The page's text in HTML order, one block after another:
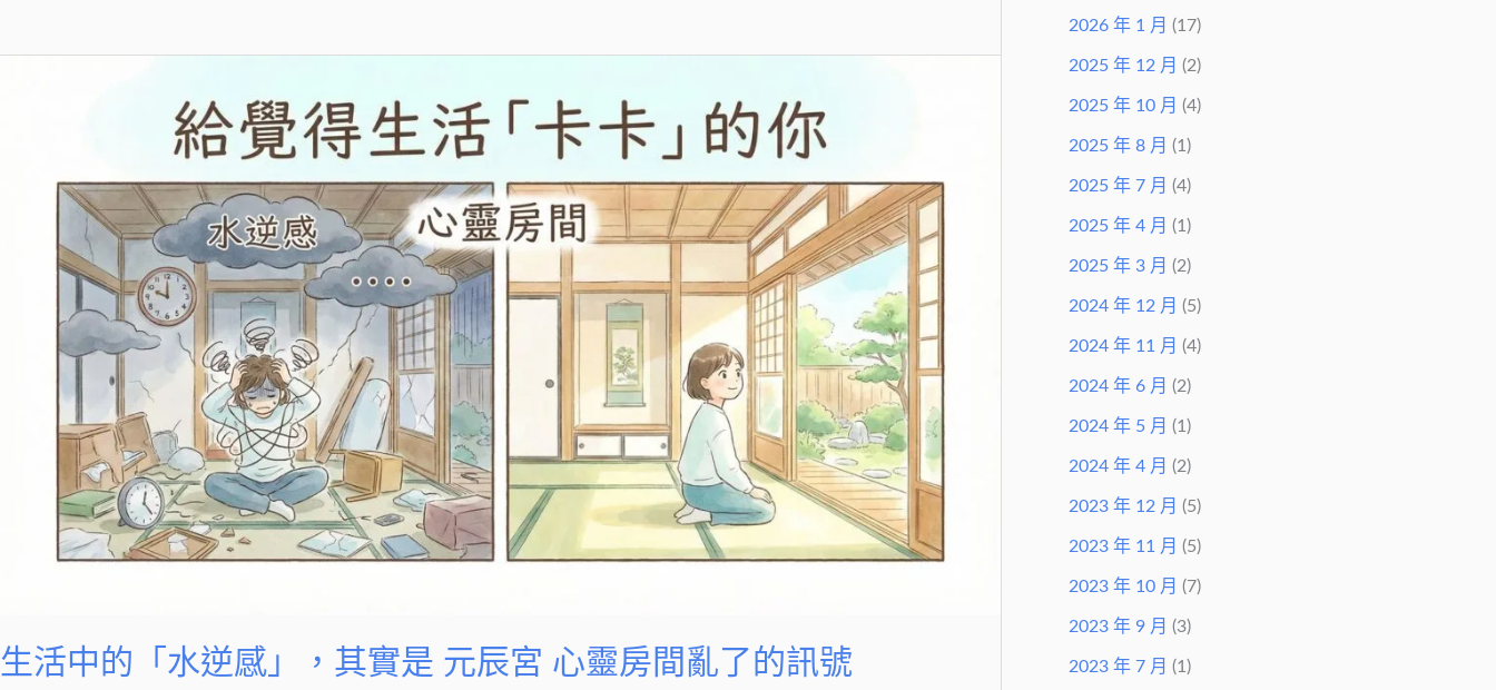
生活中的「水逆感」，其實是 元辰宮 心靈房間亂了的訊號
了
2026 年 1 月 (17)
2025 年 12 月 (2)
2025 年 10 月 (4)
2025 年 8 月 (1)
2025 年 7 月 (4)
2025 年 4 月 (1)
2025 年 3 月 (2)
2024 年 12 月 (5)
2024 年 11 月 (4)
2024 年 6 月 (2)
2024 年 5 月 (1)
2024 年 4 月 (2)
2023 年 12 月 (5)
2023 年 11 月 (5)
2023 年 10 月 (7)
2023 年 9 月 (3)
2023 年 7 月 (1)